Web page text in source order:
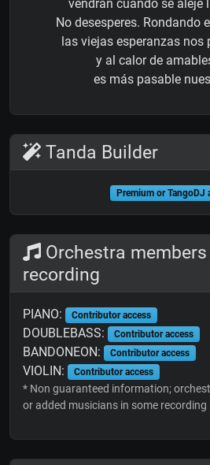
vendrán cuando se aleje
No desesperes. Rondando
las viejas esperanzas nos
y al calor de
es más pasable
Tanda Builder
Premium or TangoDJ
Orchestra
recording
PIANO: Contributor access
DOUBLEBASS: Contributor access
BANDONEON: Contributor access
VIOLIN: Contributor access
* Non guaranteed information;
or added musicians in some recording